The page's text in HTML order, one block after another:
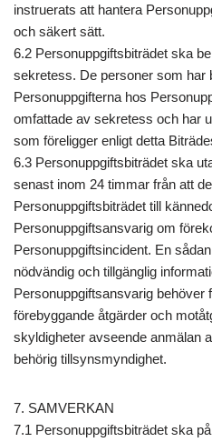
instruerats att hantera
och säkert sätt.
6.2 Personuppgiftsbiträdet ska
sekretess. De personer som har
Personuppgifterna hos
omfattade av sekretess och har
som föreligger enligt detta
6.3 Personuppgiftsbiträdet ska
senast inom 24 timmar från att
Personuppgiftsbiträdet till
Personuppgiftsansvarig om
Personuppgiftsincident. En
nödvändig och tillgänglig
Personuppgiftsansvarig behöver
förebyggande åtgärder och
skyldigheter avseende anmälan
behörig tillsynsmyndighet.
7. SAMVERKAN
7.1 Personuppgiftsbiträdet ska